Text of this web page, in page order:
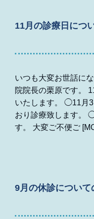
11月の診療日につ
いつも大変お世話に
院院長の栗原です。
いたします。 ◯11月
おり診療致します。
す。 大変ご不便ご
9月の休診について